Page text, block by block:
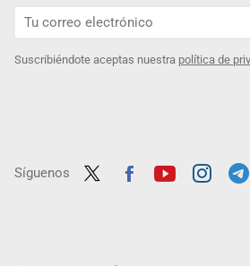
Suscribiéndote aceptas nuestra política de
Síguenos